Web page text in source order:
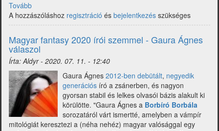
Tovább
volt
a
29-
ik
hét
-
Gemmell,
Steven
Erikson,
Bennett
és
mások)
A hozzászóláshoz regisztráció és bejelentkezés szükséges
Magyar fantasy 2020 írói szemmel - Gaura Ágnes
válaszol
Írta:Aldyr- 2020. 07. 11. - 12:40
Gaura Ágnes 2012-ben debütált, negyedik
generációs író a zsánerben, és nagyon
gyorsan stabil és lelkes olvasói bázis alakult ki
körülötte. "Gaura Ágnes a Borbíró Borbála
sorozatáról várt ismertté, amelyben a vámpír
mitológiát keresztezi a (néha nehéz) magyar valósággal egy